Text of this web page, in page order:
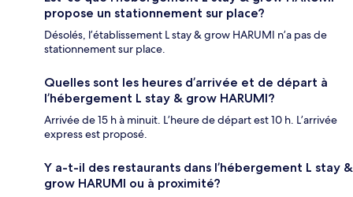
propose un stationnement sur place?
Désolés, l’établissement L stay & grow HARUMI n’a pas de
stationnement sur place.
Quelles sont les heures d’arrivée et de départ à
l’hébergement L stay & grow HARUMI?
Arrivée de 15 h à minuit. L’heure de départ est 10 h. L’arrivée
express est proposé.
Y a-t-il des restaurants dans l’hébergement L stay &
grow HARUMI ou à proximité?